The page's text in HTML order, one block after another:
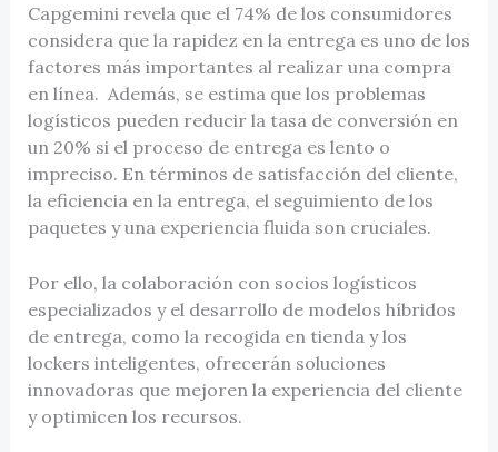
Capgemini revela que el 74% de los consumidores
considera que la rapidez en la entrega es uno de los
factores más importantes al realizar una compra
en línea​. Además, se estima que los problemas
logísticos pueden reducir la tasa de conversión en
un 20% si el proceso de entrega es lento o
impreciso​. En términos de satisfacción del cliente,
la eficiencia en la entrega, el seguimiento de los
paquetes y una experiencia fluida son cruciales.
Por ello, la colaboración con socios logísticos
especializados y el desarrollo de modelos híbridos
de entrega, como la recogida en tienda y los
lockers inteligentes, ofrecerán soluciones
innovadoras que mejoren la experiencia del cliente
y optimicen los recursos.